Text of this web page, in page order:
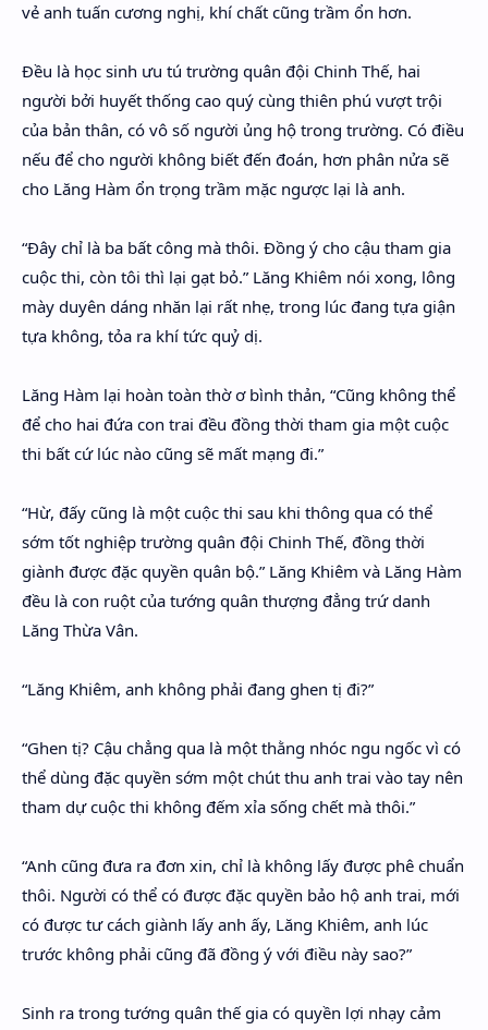
vẻ anh tuấn cương nghị, khí chất cũng trầm ổn hơn.
Đều là học sinh ưu tú trường quân đội Chinh Thế, hai
người bởi huyết thống cao quý cùng thiên phú vượt trội
của bản thân, có vô số người ủng hộ trong trường. Có điều
nếu để cho người không biết đến đoán, hơn phân nửa sẽ
cho Lăng Hàm ổn trọng trầm mặc ngược lại là anh.
“Đây chỉ là ba bất công mà thôi. Đồng ý cho cậu tham gia
cuộc thi, còn tôi thì lại gạt bỏ.” Lăng Khiêm nói xong, lông
mày duyên dáng nhăn lại rất nhẹ, trong lúc đang tựa giận
tựa không, tỏa ra khí tức quỷ dị.
Lăng Hàm lại hoàn toàn thờ ơ bình thản, “Cũng không thể
để cho hai đứa con trai đều đồng thời tham gia một cuộc
thi bất cứ lúc nào cũng sẽ mất mạng đi.”
“Hừ, đấy cũng là một cuộc thi sau khi thông qua có thể
sớm tốt nghiệp trường quân đội Chinh Thế, đồng thời
giành được đặc quyền quân bộ.” Lăng Khiêm và Lăng Hàm
đều là con ruột của tướng quân thượng đẳng trứ danh
Lăng Thừa Vân.
“Lăng Khiêm, anh không phải đang ghen tị đi?”
“Ghen tị? Cậu chẳng qua là một thằng nhóc ngu ngốc vì có
thể dùng đặc quyền sớm một chút thu anh trai vào tay nên
tham dự cuộc thi không đếm xỉa sống chết mà thôi.”
“Anh cũng đưa ra đơn xin, chỉ là không lấy được phê chuẩn
thôi. Người có thể có được đặc quyền bảo hộ anh trai, mới
có được tư cách giành lấy anh ấy, Lăng Khiêm, anh lúc
trước không phải cũng đã đồng ý với điều này sao?”
Sinh ra trong tướng quân thế gia có quyền lợi nhạy cảm